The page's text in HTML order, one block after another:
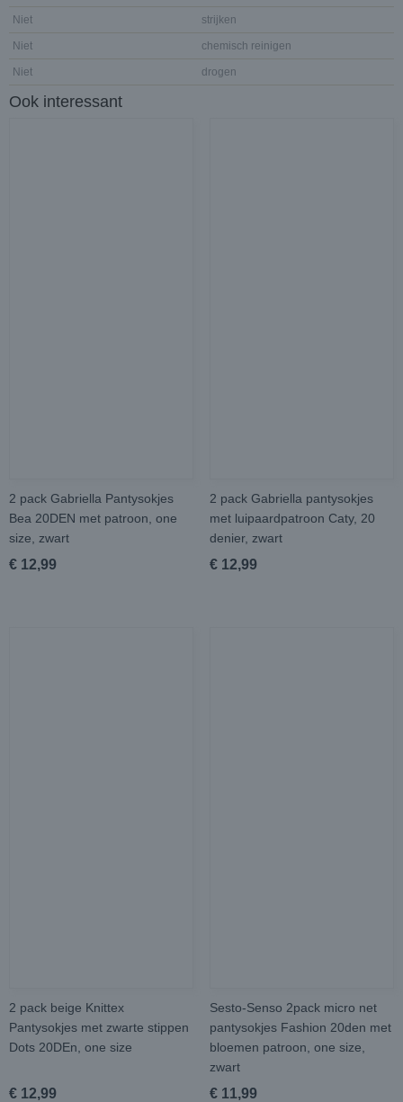
Niet strijken
Niet chemisch reinigen
Niet drogen
Ook interessant
2 pack Gabriella Pantysokjes
Bea 20DEN met patroon, one
size, zwart
€ 12,99
2 pack Gabriella pantysokjes
met luipaardpatroon Caty, 20
denier, zwart
€ 12,99
2 pack beige Knittex
Pantysokjes met zwarte stippen
Dots 20DEn, one size
€ 12,99
Sesto-Senso 2pack micro net
pantysokjes Fashion 20den met
bloemen patroon, one size,
zwart
€ 11,99